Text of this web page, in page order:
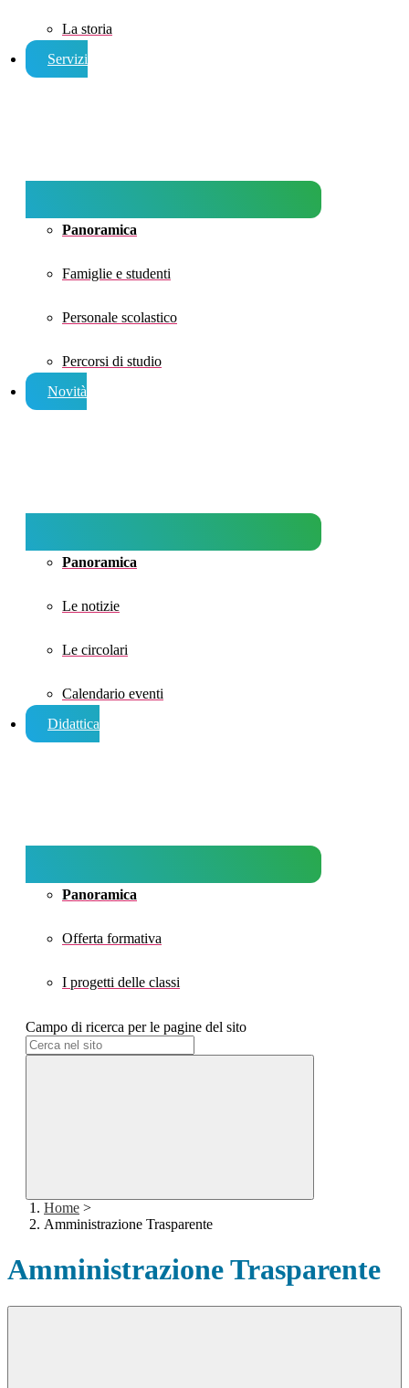
La storia
Servizi
Panoramica
Famiglie e studenti
Personale scolastico
Percorsi di studio
Novità
Panoramica
Le notizie
Le circolari
Calendario eventi
Didattica
Panoramica
Offerta formativa
I progetti delle classi
Campo di ricerca per le pagine del sito
Home >
Amministrazione Trasparente
Amministrazione Trasparente